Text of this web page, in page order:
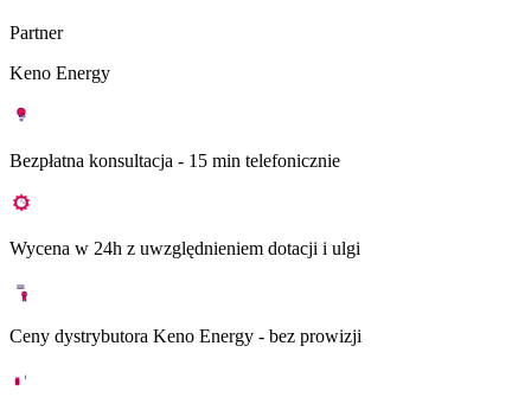
Partner
Keno Energy
Bezpłatna konsultacja - 15 min telefonicznie
Wycena w 24h z uwzględnieniem dotacji i ulgi
Ceny dystrybutora Keno Energy - bez prowizji